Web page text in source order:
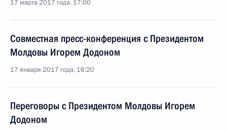
17 марта 2017 года, 17:00
Совместная пресс-конференция с Президентом
Молдовы Игорем Додоном
17 января 2017 года, 16:20
Переговоры с Президентом Молдовы Игорем
Додоном